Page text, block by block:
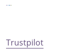
Trustpilot